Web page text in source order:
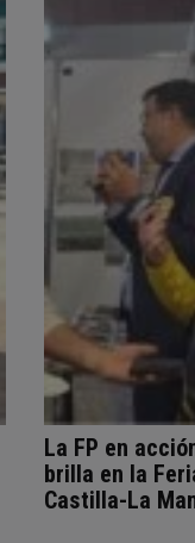
La FP en
brilla en la
Castilla-La